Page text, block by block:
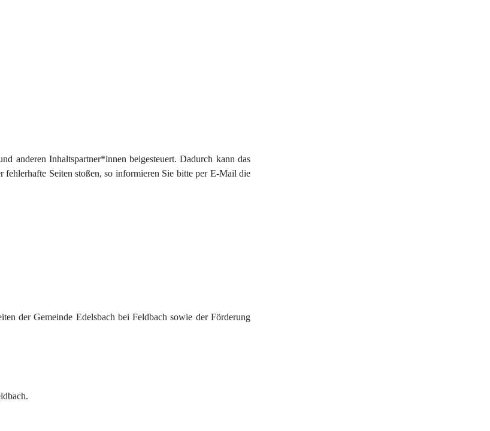
anderen Inhaltspartner*innen beigesteuert. Dadurch kann das
Seiten stoßen, so informieren Sie bitte per E-Mail die
der Gemeinde Edelsbach bei Feldbach sowie der Förderung